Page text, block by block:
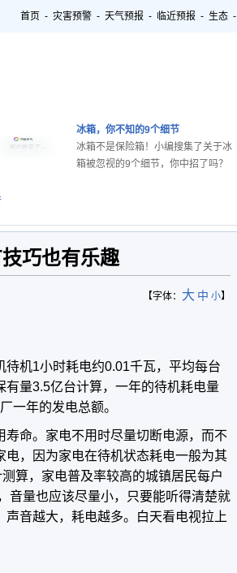
首页 - 灾害预警 - 天气预报 - 临近预报 - 生态 -
冰箱，你不知的9个细节
冰箱不是保险箱！小编搜集了关于冰
箱被忽视的9个细节，你中招了吗？
巧也有乐趣
【字体： 大 中 小】
机1小时耗电约0.01千瓦，平均每台
量3.5亿台计算，一年的待机耗电量
一年的发电总额。
命。家电不用时尽量切断电源，而不
，因为家电在待机状态耗电一般为其
算，家电普及率较高的城镇居民每户
音量也应该尽量小，只要能听得清楚就
音越大，耗电越多。白天看电视拉上